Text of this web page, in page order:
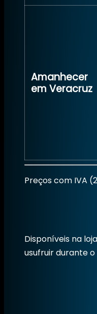
Amanhecer
em Veracruz
Preços com IVA
Disponíveis na
usufruir durante